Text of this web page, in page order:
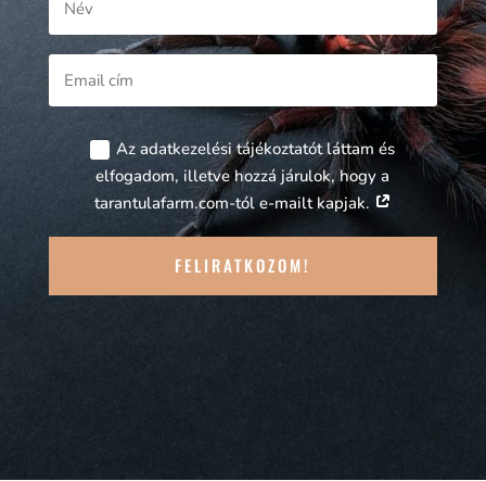
Az adatkezelési tájékoztatót láttam és
elfogadom, illetve hozzá járulok, hogy a
tarantulafarm.com-tól e-mailt kapjak.
FELIRATKOZOM!